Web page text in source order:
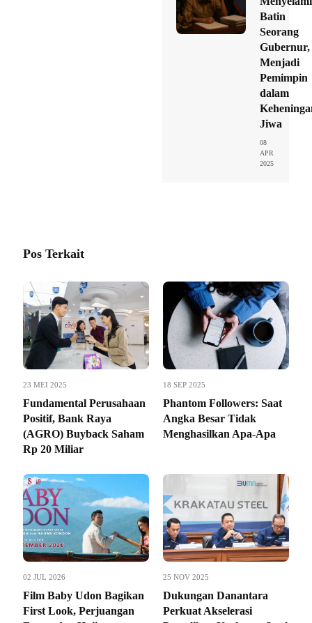
Batin
Seorang
Gubernur,
Menjadi
Pemimpin
dalam
Jiwa
08
APR
2025
Pos Terkait
23 MEI 2025
Fundamental Perusahaan
Positif, Bank Raya
(AGRO) Buyback Saham
Rp 20 Miliar
18 SEP 2025
Phantom Followers: Saat
Angka Besar Tidak
Menghasilkan Apa-Apa
02 JUL 2026
Film Baby Udon Bagikan
First Look, Perjuangan
25 NOV 2025
Dukungan Danantara
Perkuat Akselerasi